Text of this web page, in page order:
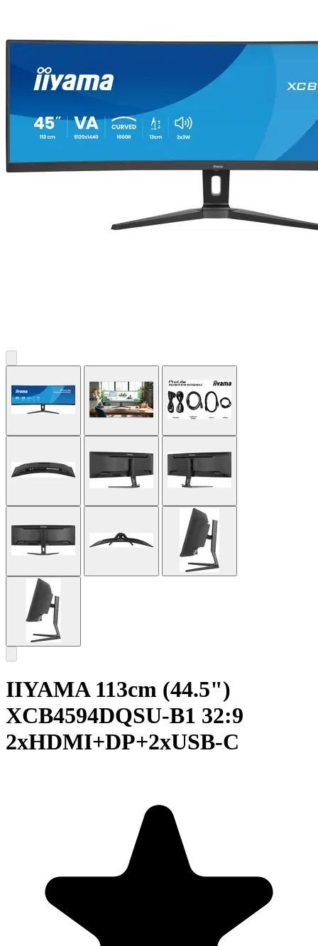
IIYAMA 113cm (44.5")
XCB4594DQSU-B1 32:9
2xHDMI+DP+2xUSB-C